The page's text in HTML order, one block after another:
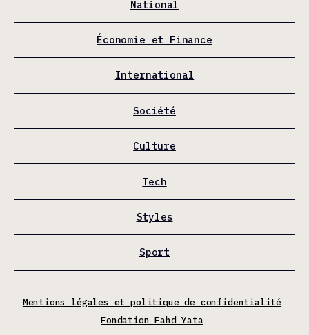
National
Économie et Finance
International
Société
Culture
Tech
Styles
Sport
Mentions légales et politique de confidentialité
Fondation Fahd Yata